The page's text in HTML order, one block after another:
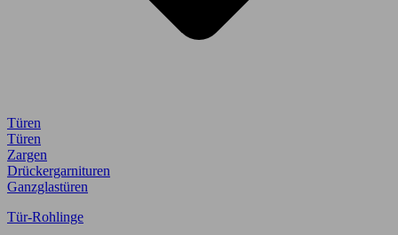
Türen
Türen
Zargen
Drückergarnituren
Ganzglastüren
Tür-Rohlinge